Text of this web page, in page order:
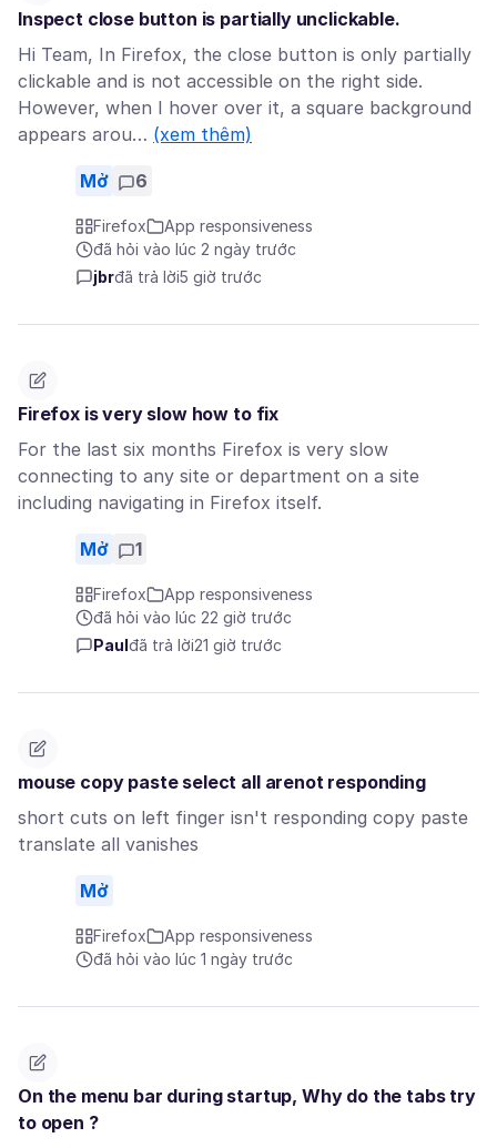
Inspect close button is partially unclickable.
Hi Team, In Firefox, the close button is only partially
clickable and is not accessible on the right side.
However, when I hover over it, a square background
appears arou… (xem thêm)
Mở 6
Firefox
App responsiveness
đã hỏi vào lúc 2 ngày trước
jbrđã trả lời5 giờ trước
Firefox is very slow how to fix
For the last six months Firefox is very slow
connecting to any site or department on a site
including navigating in Firefox itself.
Mở 1
Firefox
App responsiveness
đã hỏi vào lúc 22 giờ trước
Paul đã trả lời21 giờ trước
mouse copy paste select all arenot responding
short cuts on left finger isn't responding copy paste
translate all vanishes
Mở
Firefox
App responsiveness
đã hỏi vào lúc 1 ngày trước
On the menu bar during startup, Why do the tabs try
to open ?